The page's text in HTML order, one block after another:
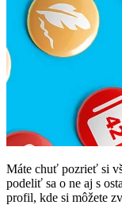
Máte chuť pozrieť si
podeliť sa o ne aj s
profil, kde si môžete